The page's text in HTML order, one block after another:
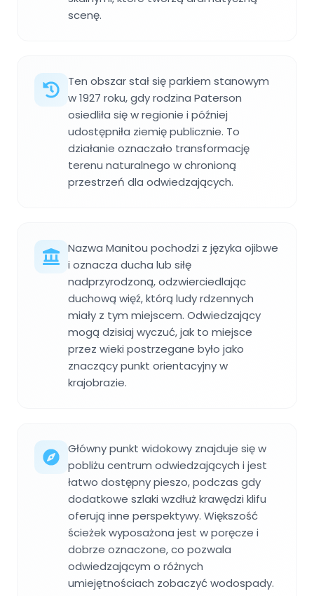
scenę.
Ten obszar stał się parkiem stanowym
w 1927 roku, gdy rodzina Paterson
osiedliła się w regionie i później
udostępniła ziemię publicznie. To
działanie oznaczało transformację
terenu naturalnego w chronioną
przestrzeń dla odwiedzających.
Nazwa Manitou pochodzi z języka ojibwe
i oznacza ducha lub siłę
nadprzyrodzoną, odzwierciedlając
duchową więź, którą ludy rdzennych
miały z tym miejscem. Odwiedzający
mogą dzisiaj wyczuć, jak to miejsce
przez wieki postrzegane było jako
znaczący punkt orientacyjny w
krajobrazie.
Główny punkt widokowy znajduje się w
pobliżu centrum odwiedzających i jest
łatwo dostępny pieszo, podczas gdy
dodatkowe szlaki wzdłuż krawędzi klifu
oferują inne perspektywy. Większość
ścieżek wyposażona jest w poręcze i
dobrze oznaczone, co pozwala
odwiedzającym o różnych
umiejętnościach zobaczyć wodospady.